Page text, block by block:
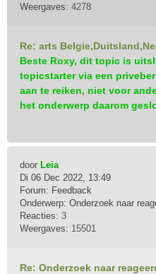
Weergaves: 4278
Re: arts
Beste Roxy, dit topic is
topicstarter via een
aan te reiken, niet voor
het onderwerp daarom
door Leia
Di 06 Dec 2022, 13:49
Forum: Feedback
Onderwerp: Onderzoek naar
Reacties: 3
Weergaves: 15501
Re: Onderzoek naar